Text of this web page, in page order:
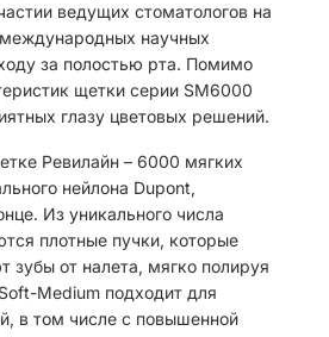
ведущих стоматологов на
научных
за полостью рта. Помимо
щетки серии SM6000
глазу цветовых решений.
Ревилайн – 6000 мягких
нейлона Dupont,
Из уникального числа
плотные пучки, которые
зубы от налета, мягко полируя
Medium подходит для
в том числе с повышенной